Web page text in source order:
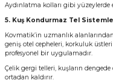
Aydınlatma kolları gibi yüzeylerde
5. Kuş Kondurmaz Tel
Kovmatik’in uzmanlık
geniş otel cepheleri, korkuluk
profesyonel bir uygulamadır.
Çelik gergi telleri, kuşların
ortadan kaldırır.